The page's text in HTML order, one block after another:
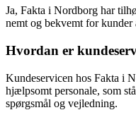
Ja, Fakta i Nordborg har
nemt og bekvemt for
Hvordan er
Kundeservicen hos Fakta i
hjælpsomt personale, som
spørgsmål og vejledning.